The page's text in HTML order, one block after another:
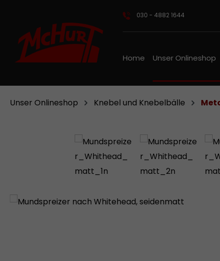
Zur Hauptnavigation springen030 - 4882 1644
Home Unser Onlineshop
Unser Onlineshop Knebel und Knebelbälle
Bildergalerie überspringen